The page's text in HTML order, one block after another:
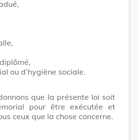
ou d’hygiène sociale.
que la présente loi soit
pour être exécutée et
ceux que la chose concerne.